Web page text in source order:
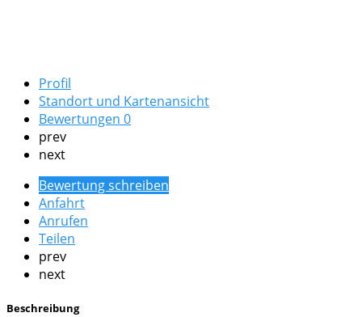
Profil
Standort und Kartenansicht
Bewertungen 0
prev
next
Bewertung schreiben
Anfahrt
Anrufen
Teilen
prev
next
Beschreibung